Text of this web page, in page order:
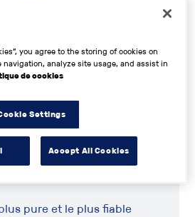
Essence
406 en version V6 pack
pure et le plus fiable
you agree to the storing of cookies on
navigation, analyze site usage, and assist in
de cookies
Settings
Accept All Cookies